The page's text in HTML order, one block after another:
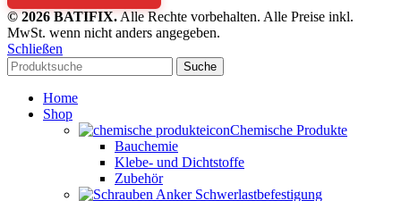
© 2026 BATIFIX.Alle Rechte vorbehalten. Alle Preise inkl.
MwSt. wenn nicht anders angegeben.
Schließen
Suche
Home
Shop
Chemische Produkte
Bauchemie
Klebe- und Dichtstoffe
Zubehör